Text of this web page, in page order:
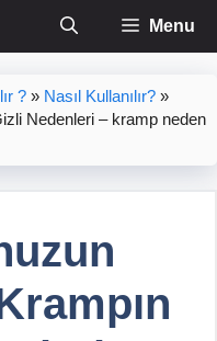
Menu
? » Nasıl Kullanılır? »
Nedenleri – kramp neden